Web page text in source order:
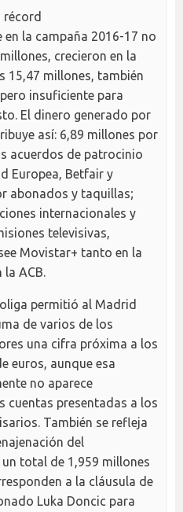
récord
en la campaña 2016-17 no
crecieron en la
15,47 millones, también
insuficiente para
El dinero generado por
así: 6,89 millones por
acuerdos de patrocinio
Europea, Betfair y
abonados y taquillas;
internacionales y
televisivas,
Movistar+ tanto en la
la ACB.
permitió al Madrid
de varios de los
una cifra próxima a los
euros, aunque esa
no aparece
cuentas presentadas a los
También se refleja
del
total de 1,959 millones
a la cláusula de
Luka Doncic para